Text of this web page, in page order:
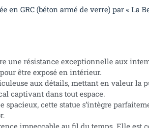
GRC (béton armé de verre) par « La
une résistance exceptionnelle aux
être exposé en intérieur.
aux détails, mettant en valeur la
captivant dans tout espace.
cette statue s’intègre
impeccable au fil du temps. Elle est